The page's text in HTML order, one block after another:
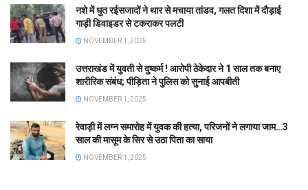
नशे में धुत रईसजादों ने थार से मचाया तांडव, गलत दिशा में दौड़ाई
गाड़ी डिवाइडर से टकराकर पलटी
NOVEMBER 1, 2025
उत्तराखंड में युवती से दुष्कर्म ! आरोपी ठेकेदार ने 1 साल तक बनाए
शारीरिक संबंध; पीड़िता ने पुलिस को सुनाई आपबीती
NOVEMBER 1, 2025
रेवाड़ी में लग्न समारोह में युवक की हत्या, परिजनों ने लगाया जाम…3
साल की मासूम के सिर से उठा पिता का साया
NOVEMBER 1, 2025